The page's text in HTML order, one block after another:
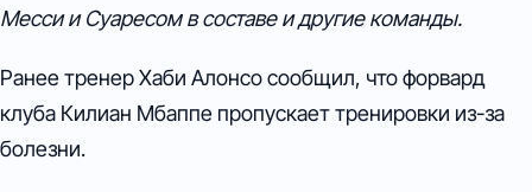
Месси и Суаресом в составе и другие команды.
Ранее тренер Хаби Алонсо сообщил, что форвард
клуба Килиан Мбаппе пропускает тренировки из-за
болезни.